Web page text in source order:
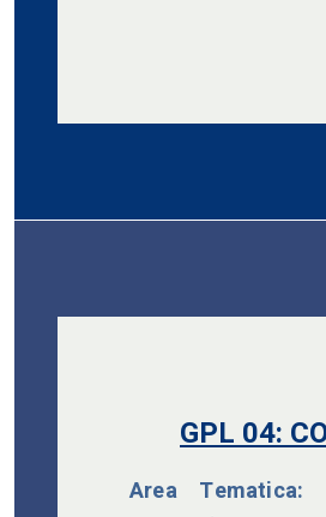
GPL 04:
Area Tematica: